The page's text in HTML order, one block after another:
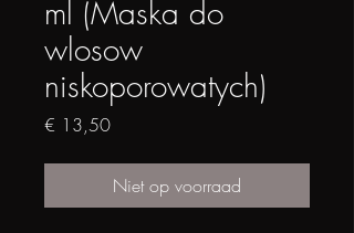
ml (Maska do
wlosow
niskoporowatych)
€ 13,50Prijs
Niet op voorraad